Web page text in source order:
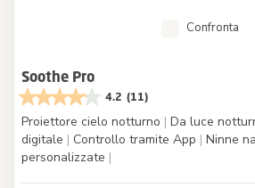
Confronta
Soothe Pro
4.2 (11)
Proiettore cielo notturno | Da luce
digitale | Controllo tramite App | Ninne
personalizzate |